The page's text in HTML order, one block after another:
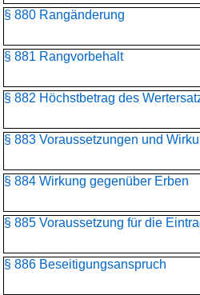
§ 880 Rangänderung
§ 881 Rangvorbehalt
§ 882 Höchstbetrag des
§ 883 Voraussetzungen und
§ 884 Wirkung gegenüber Erben
§ 885 Voraussetzung für die
§ 886 Beseitigungsanspruch